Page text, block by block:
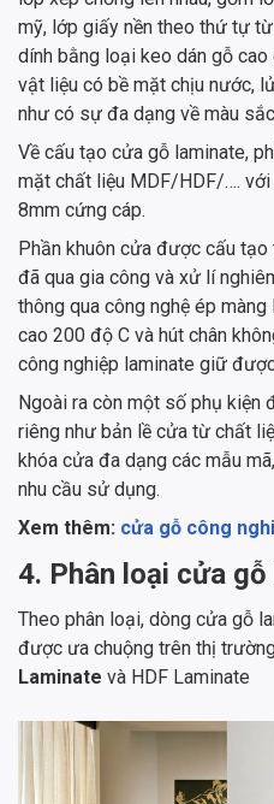
mỹ, lớp giấy nền theo thứ tự
dính bằng loại keo dán gỗ
vật liệu có bề mặt chịu nước,
như có sự đa dạng về màu
Về cấu tạo cửa gỗ laminate,
mặt chất liệu MDF/HDF/….
8mm cứng cáp.
Phần khuôn cửa được cấu
đã qua gia công và xử lí
thông qua công nghệ ép
cao 200 độ C và hút chân
công nghiệp laminate giữ
Ngoài ra còn một số phụ kiện
riêng như bản lề cửa từ chất
khóa cửa đa dạng các mẫu
nhu cầu sử dụng.
Xem thêm: cửa gỗ công
4. Phân loại cửa
Theo phân loại, dòng cửa gỗ
được ưa chuộng trên thị
Laminate và HDF Laminate